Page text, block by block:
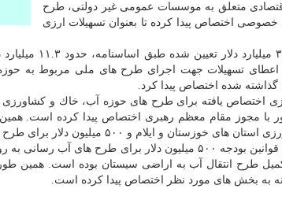
متعلق به موسسات عمومی غیر دولتی، طرح
اختصاص پیدا كرده تا بعنوان تسهیلات ارزی
اما در كنار
اعطای تسهیلات جهت اجرای طرح های ملی مربوط به
شده اختصاص پیدا كرد.
اختصاص یافته برای طرح های حوزه آب، خاك و كشاورزی
۵۰۰ میلیون دلار برای طرح های انتقال آب به اراضی سیستان تخصیص داده شده است.
طرح انتقال آب به اراضی سیستان بوده است. همین طور
به بخش های مورد نظر اختصاص پیدا كرده است.